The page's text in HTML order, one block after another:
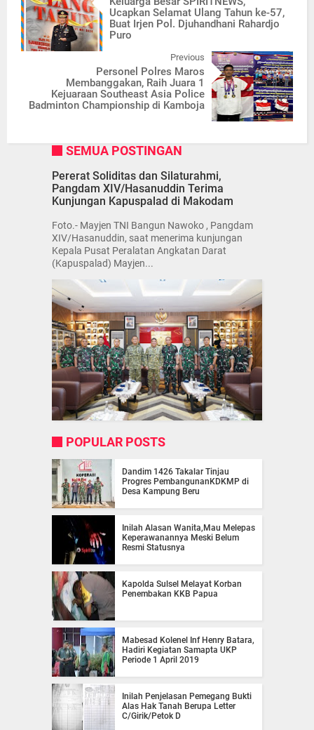
Ucapkan Selamat Ulang Tahun ke-57,
Buat Irjen Pol. Djuhandhani Rahardjo
Puro
Previous
Personel Polres Maros
Membanggakan, Raih Juara 1
Kejuaraan Southeast Asia Police
Badminton Championship di Kamboja
SEMUA POSTINGAN
Pererat Soliditas dan Silaturahmi,
Pangdam XIV/Hasanuddin Terima
Kunjungan Kapuspalad di Makodam
Foto.- Mayjen TNI Bangun Nawoko , Pangdam
XIV/Hasanuddin, saat menerima kunjungan
Kepala Pusat Peralatan Angkatan Darat
(Kapuspalad) Mayjen...
POPULAR POSTS
Dandim 1426 Takalar Tinjau
Progres PembangunanKDKMP di
Desa Kampung Beru
Inilah Alasan Wanita,Mau Melepas
Keperawanannya Meski Belum
Resmi Statusnya
Kapolda Sulsel Melayat Korban
Penembakan KKB Papua
Mabesad Kolenel Inf Henry Batara,
Hadiri Kegiatan Samapta UKP
Periode 1 April 2019
Inilah Penjelasan Pemegang Bukti
Alas Hak Tanah Berupa Letter
C/Girik/Petok D